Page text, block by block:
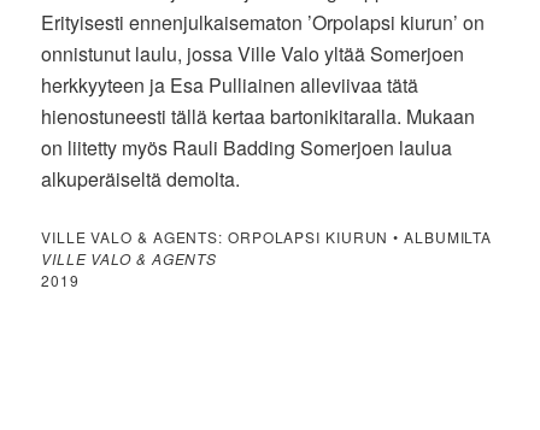
Erityisesti ennenjulkaisematon ’Orpolapsi kiurun’ on
onnistunut laulu, jossa Ville Valo yltää Somerjoen
herkkyyteen ja Esa Pulliainen alleviivaa tätä
hienostuneesti tällä kertaa bartonikitaralla. Mukaan
on liitetty myös Rauli Badding Somerjoen laulua
alkuperäiseltä demolta.
VILLE VALO & AGENTS: ORPOLAPSI KIURUN • ALBUMILTA
VILLE VALO & AGENTS
2019